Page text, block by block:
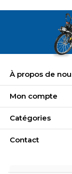
À propos de
Mon compte
Catégories
Contact